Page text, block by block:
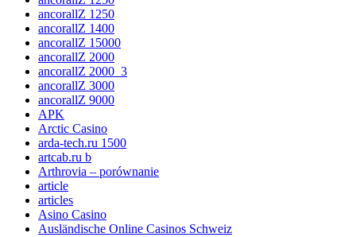
ancorallZ 1250
ancorallZ 1400
ancorallZ 15000
ancorallZ 2000
ancorallZ 2000_3
ancorallZ 3000
ancorallZ 9000
APK
Arctic Casino
arda-tech.ru 1500
artcab.ru b
Arthrovia – porównanie
article
articles
Asino Casino
Ausländische Online Casinos Schweiz